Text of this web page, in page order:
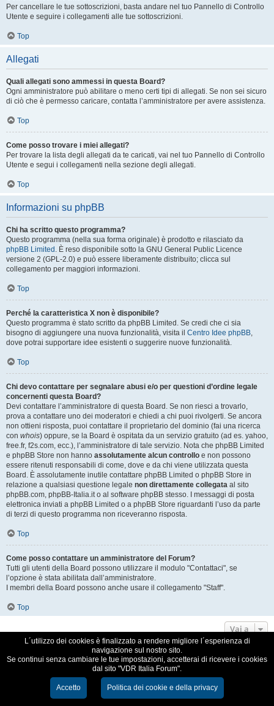
Per cancellare le tue sottoscrizioni, basta andare nel tuo Pannello di Controllo
Utente e seguire i collegamenti alle tue sottoscrizioni.
Top
Allegati
Quali allegati sono ammessi in questa Board?
Ogni amministratore può abilitare o meno certi tipi di allegati. Se non sei sicuro
di ciò che è permesso caricare, contatta l’amministratore per avere assistenza.
Top
Come posso trovare i miei allegati?
Per trovare la lista degli allegati da te caricati, vai nel tuo Pannello di Controllo
Utente e segui i collegamenti nella sezione degli allegati.
Top
Informazioni su phpBB
Chi ha scritto questo programma?
Questo programma (nella sua forma originale) è prodotto e rilasciato da
phpBB Limited . È reso disponibile sotto la GNU General Public Licence
versione 2 (GPL-2.0) e può essere liberamente distribuito; clicca sul
collegamento per maggiori informazioni.
Top
Perché la caratteristica X non è disponibile?
Questo programma è stato scritto da phpBB Limited. Se credi che ci sia
bisogno di aggiungere una nuova funzionalità, visita il Centro Idee phpBB,
dove potrai supportare idee esistenti o suggerire nuove funzionalità.
Top
Chi devo contattare per segnalare abusi e/o per questioni d’ordine legale
concernenti questa Board?
Devi contattare l’amministratore di questa Board. Se non riesci a trovarlo,
prova a contattare uno dei moderatori e chiedi a chi puoi rivolgerti. Se ancora
non ottieni risposta, puoi contattare il proprietario del dominio (fai una ricerca
con whois) oppure, se la Board è ospitata da un servizio gratuito (ad es. yahoo,
free.fr, f2s.com, ecc.), l’amministratore di tale servizio. Nota che phpBB Limited
e phpBB Store non hanno assolutamente alcun controllo e non possono
essere ritenuti responsabili di come, dove e da chi viene utilizzata questa
Board. È assolutamente inutile contattare phpBB Limited o phpBB Store in
relazione a qualsiasi questione legale non direttamente collegata al sito
phpBB.com, phpBB-Italia.it o al software phpBB stesso. I messaggi di posta
elettronica inviati a phpBB Limited o a phpBB Store riguardanti l’uso da parte
di terzi di questo programma non riceveranno risposta.
Top
Come posso contattare un amministratore del Forum?
Tutti gli utenti della Board possono utilizzare il modulo "Contattaci", se
l’opzione è stata abilitata dall’amministratore.
I membri della Board possono anche usare il collegamento "Staff".
Top
Vai a
VDR Italia, comunità italiana utilizzatori VDR
Traduzione Italiana phpBB-Italia.it
Cookie e Privacy
L´utilizzo dei cookies è finalizzato a rendere migliore l´esperienza di
navigazione sul nostro sito.
Se continui senza cambiare le tue impostazioni, accetterai di ricevere i cookies
dal sito "VDR Italia Forum".
Accetto Politica dei cookie e della privacy